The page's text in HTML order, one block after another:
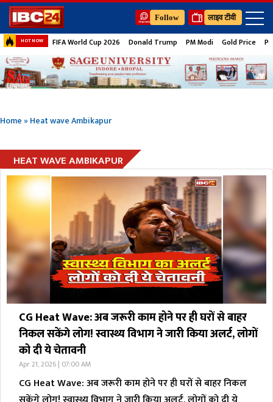
Follow लाइव टीवी
HOT NOW FIFA World Cup 2026 Donald Trump PM Modi Gold Price
Home»Heat wave Ambikapur
HEAT WAVE AMBIKAPUR
CG Heat Wave: अब जरूरी काम होने पर ही घरों से बाहर
निकल सकेंगे लोग! स्वास्थ्य विभाग ने जारी किया अलर्ट, लोगों
को दी ये चेतावनी
Apr 21, 2026 | 07:00 AM
CG Heat Wave: अब जरूरी काम होने पर ही घरों से बाहर निकल